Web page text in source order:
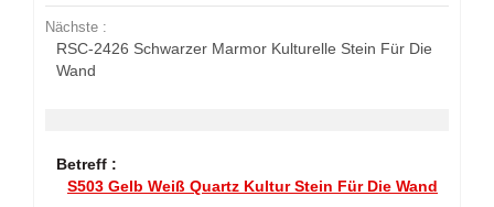
Nächste :
RSC-2426 Schwarzer Marmor Kulturelle Stein Für Die
Wand
Betreff :
S503 Gelb Weiß Quartz Kultur Stein Für Die Wand